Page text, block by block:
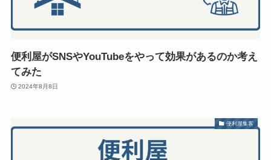
便利屋がSNSやYouTubeをやって効果があるのか考え
てみた
2024年8月8日
便利屋集客